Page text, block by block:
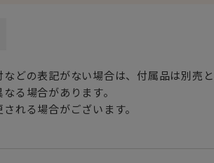
応と、機能面でも大満足なシリーズです
ートやボウル、マグ、箸置きセットな
どの表記がない場合は、付属品は別売と
る場合があります。
れる場合がございます。